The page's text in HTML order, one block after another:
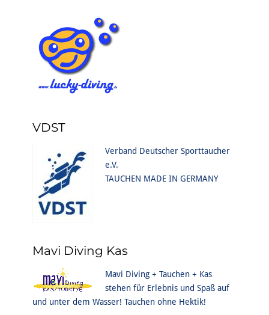
VDST
Verband Deutscher Sporttaucher
e.V.
TAUCHEN MADE IN GERMANY
Mavi Diving Kas
Mavi Diving + Tauchen + Kas
stehen für Erlebnis und Spaß auf
und unter dem Wasser! Tauchen ohne Hektik!